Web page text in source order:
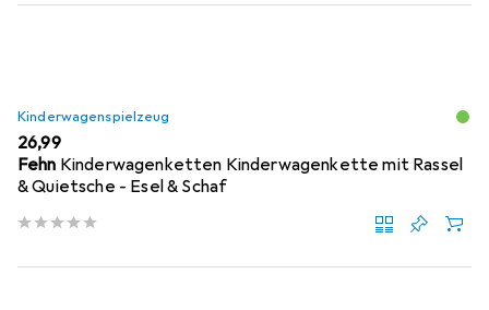
Kinderwagenspielzeug
EUR
26,99
Fehn Kinderwagenketten Kinderwagenkette mit Rassel
& Quietsche - Esel & Schaf